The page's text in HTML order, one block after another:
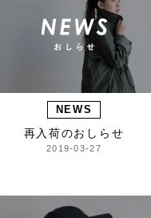
NEWS
再入荷のおしらせ
2019-03-27